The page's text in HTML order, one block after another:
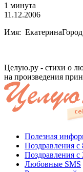
1 минута
11.12.2006
Имя:
Целую.ру - стихи о
на произведения
Полезная
Поздравления с
Поздравления с
Любовные SMS